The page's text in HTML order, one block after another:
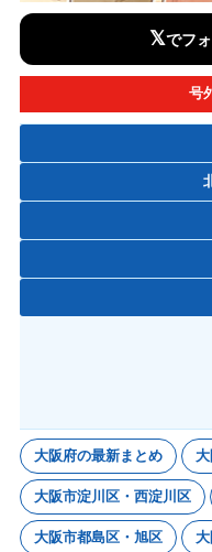
𝕏でフ
号
大阪府の最新まとめ
大阪市淀川区・西淀川区
大阪市都島区・旭区